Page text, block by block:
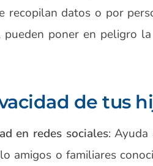
recopilan datos o por
pueden poner en peligro
de tus
en redes sociales: Ayuda
amigos o familiares